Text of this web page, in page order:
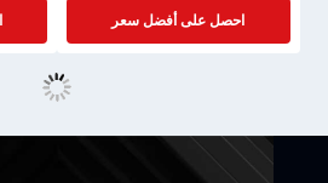
احصل على أفضل سعر